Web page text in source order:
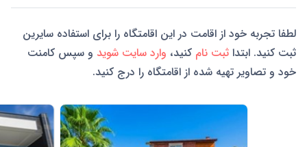
لطفا تجربه خود از اقامت در این اقامتگاه را برای استفاده سایرین
ثبت کنید. ابتدا ثبت نام کنید، وارد سایت شوید و سپس کامنت
خود و تصاویر تهیه شده از اقامتگاه را درج کنید.